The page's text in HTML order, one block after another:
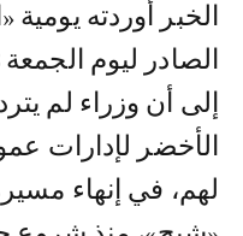
الخبر أوردته يومية «الصباح»، في عددها
إلى أن وزراء لم
الأخضر لإدارات